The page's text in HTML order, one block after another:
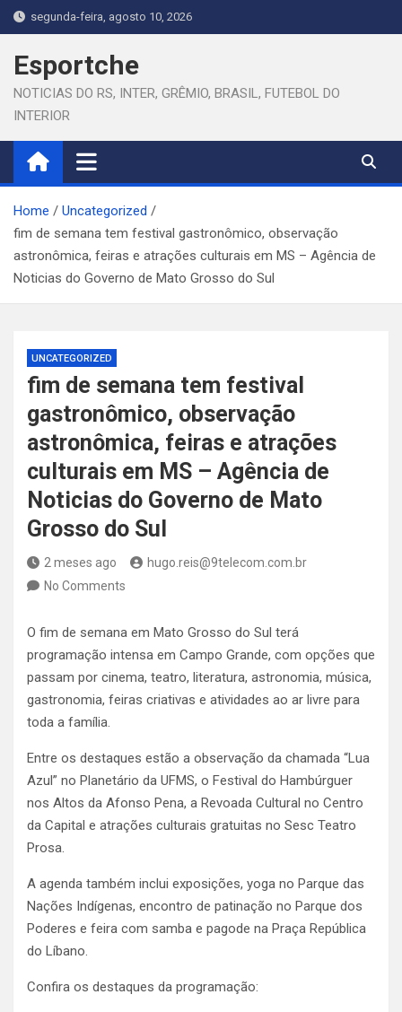
Skip
to
content
segunda-feira, agosto 10, 2026
Esportche
NOTICIAS DO RS, INTER, GRÊMIO, BRASIL, FUTEBOL DO
INTERIOR
Home
Uncategorized
fim de semana tem festival gastronômico, observação
astronômica, feiras e atrações culturais em MS – Agência de
Noticias do Governo de Mato Grosso do Sul
UNCATEGORIZED
fim de semana tem festival
gastronômico, observação
astronômica, feiras e atrações
culturais em MS – Agência de
Noticias do Governo de Mato
Grosso do Sul
2 meses ago
hugo.reis@9telecom.com.br
No Comments
O fim de semana em Mato Grosso do Sul terá
programação intensa em Campo Grande, com opções que
passam por cinema, teatro, literatura, astronomia, música,
gastronomia, feiras criativas e atividades ao ar livre para
toda a família.
Entre os destaques estão a observação da chamada “Lua
Azul” no Planetário da UFMS, o Festival do Hambúrguer
nos Altos da Afonso Pena, a Revoada Cultural no Centro
da Capital e atrações culturais gratuitas no Sesc Teatro
Prosa.
A agenda também inclui exposições, yoga no Parque das
Nações Indígenas, encontro de patinação no Parque dos
Poderes e feira com samba e pagode na Praça República
do Líbano.
Confira os destaques da programação: